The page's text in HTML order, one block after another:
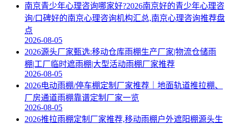
南京青少年心理咨询哪家好?2026南京好的青少年心理咨
询/口碑好的南京心理咨询机构汇总,南京心理咨询推荐盘
点
2026-08-05
2026源头厂家甄选:移动仓库雨棚生产厂家|物流仓储雨
棚|工厂临时遮雨棚|大型活动雨棚厂家推荐
2026-08-05
2026电动雨棚/停车棚定制厂家推荐｜地面轨道推拉棚、
厂房通道雨棚靠谱定制厂家一览
2026-08-05
2026推拉雨棚定制厂家推荐,移动雨棚户外遮阳棚源头生